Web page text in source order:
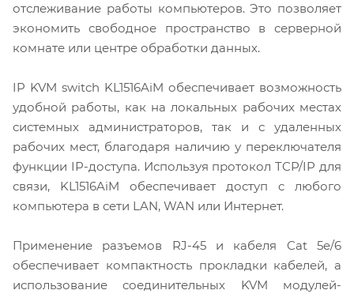
отслеживание работы компьютеров. Это позволяет
экономить свободное пространство в серверной
комнате или центре обработки данных.
IP KVM switch KL1516AiM обеспечивает возможность
удобной работы, как на локальных рабочих местах
системных администраторов, так и с удаленных
рабочих мест, благодаря наличию у переключателя
функции IP-доступа. Используя протокол TCP/IP для
связи, KL1516AiM обеспечивает доступ c любого
компьютера в сети LAN, WAN или Интернет.
Применение разъемов RJ-45 и кабеля Cat 5e/6
обеспечивает компактность прокладки кабелей, а
использование соединительных KVM модулей-